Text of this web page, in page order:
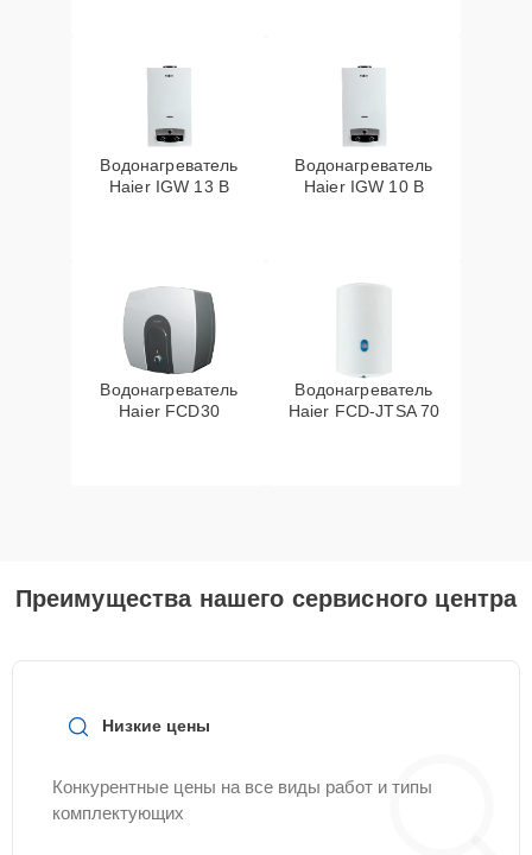
Водонагреватель
Haier IGW 13 B
Водонагреватель
Haier IGW 10 B
Водонагреватель
Haier FCD30
Водонагреватель
Haier FCD-JTSA 70
Преимущества нашего сервисного центра
Низкие цены
Конкурентные цены на все виды работ и типы
комплектующих